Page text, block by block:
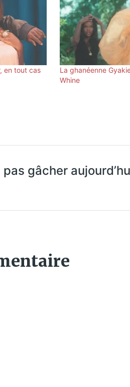
en tout cas
La ghanéenne
Whine
gâcher